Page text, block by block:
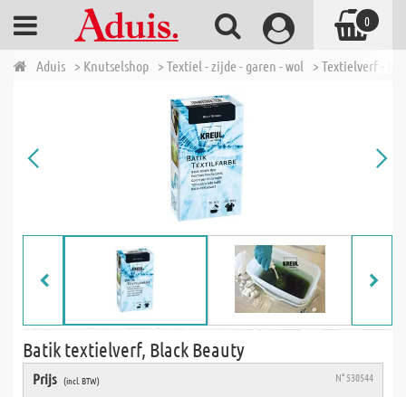
Aduis > Knutselshop > Textiel - zijde - garen - wol > Textielverf -
Batik textielverf, Black Beauty
Prijs (incl. BTW) N° 530544
0